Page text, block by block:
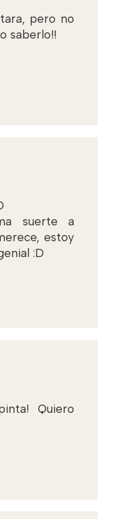
pero no
saberlo!!
suerte a
estoy
:D
Quiero